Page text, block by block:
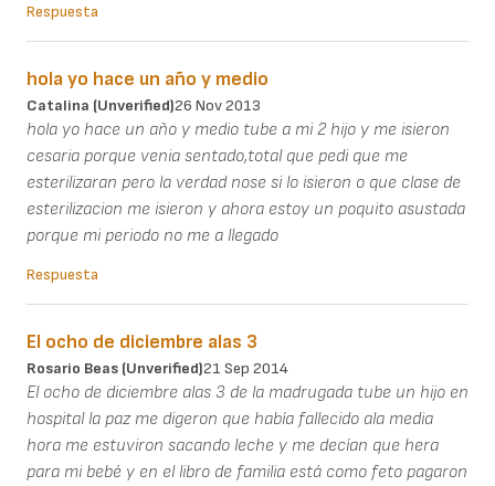
Respuesta
hola yo hace un año y medio
Catalina (unverified)26 Nov 2013
hola yo hace un año y medio tube a mi 2 hijo y me isieron
cesaria porque venia sentado,total que pedi que me
esterilizaran pero la verdad nose si lo isieron o que clase de
esterilizacion me isieron y ahora estoy un poquito asustada
porque mi periodo no me a llegado
Respuesta
El ocho de diciembre alas 3
Rosario Beas (unverified)21 Sep 2014
El ocho de diciembre alas 3 de la madrugada tube un hijo en
hospital la paz me digeron que había fallecido ala media
hora me estuviron sacando leche y me decían que hera
para mi bebé y en el libro de familia está como feto pagaron